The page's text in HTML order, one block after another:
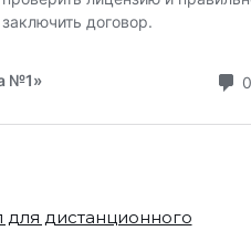
дистанционного